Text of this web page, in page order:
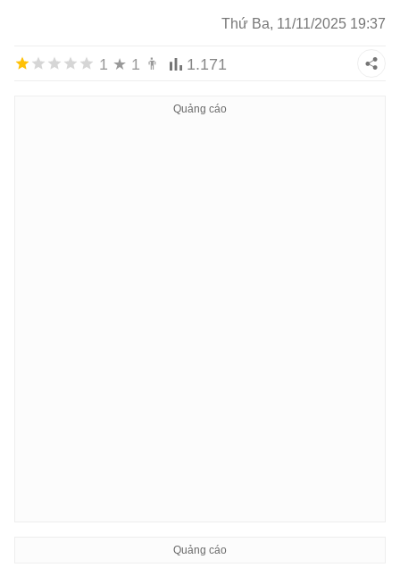
Thứ Ba, 11/11/2025 19:37
1 ★ 1 👨 1.171